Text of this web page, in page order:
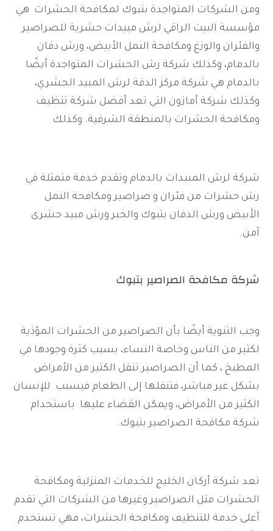
ومن الشركات المتواجدة بتبوك لمكافحة الحشرات هي
مؤسسة البيت الراقي لرش مبيدات حشرية للصراصير
والفئران والوزغ ومكافحة النمل الأبيض، ورش دفان
بالدمام، وكذلك شركة رش الحشرات المتواجدة أيضًا
بالدمام هي شركة مركز الدقة لرش المبيد الحشري،
وكذلك شركة أمازون التي تعد أفضل شركة تنظيف
ومكافحة الحشرات بالمنطقة الشرقية. وكذلك
شركة لرش المبيدات بالدمام وتقدم خدمة متمثلة في
رش حشرات من فئران و صراصير ومكافحة النمل
الأبيض ورش الدفان بتبوك والخبر ورش مبيد حشرى
آمن.
شركة مكافحة الصراصير بتبوك
وجب التنوية أيضًا بأن الصراصير من الحشرات المؤذية
لكثير من الناس وخاصة النساء، بسبب كثرة وجودها في
المطبخ ، كما أن الصراصير تنقل الكثير من الأمراض
بشكل غير مباشر، فتنقلها إلى الطعام فيسبب للإنسان
الكثير من الأمراض، ويمكن القضاء عليها باستخدام
شركة مكافحة الصراصير بتبوك.
تعد شركة أركان الخليج للخدمات المنزلية ومكافحة
الحشرات مثل الصراصير وغيرها من الشركات التي تقدم
أعلى خدمة للتنظيف ومكافحة الحشرات، فهي تستخدم